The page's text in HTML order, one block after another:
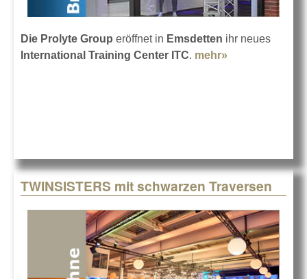
Die Prolyte Group eröffnet in Emsdetten ihr neues
International Training Center ITC. mehr»
TWINSISTERS mit schwarzen Traversen